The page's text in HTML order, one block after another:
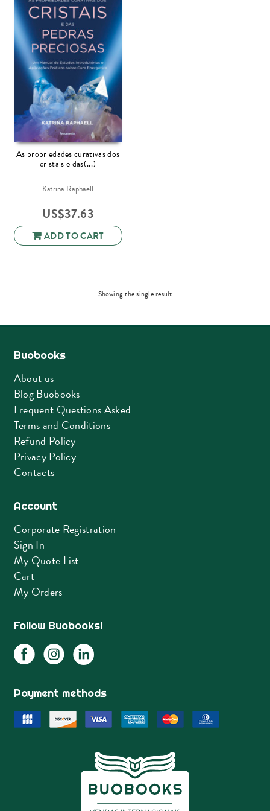
As propriedades curativas dos
cristais e das(...)
Katrina Raphaell
US$37.63
ADD TO CART
Showing the single result
Buobooks
About us
Blog Buobooks
Frequent Questions Asked
Terms and Conditions
Refund Policy
Privacy Policy
Contacts
Account
Corporate Registration
Sign In
My Quote List
Cart
My Orders
Follow Buobooks!
Payment methods